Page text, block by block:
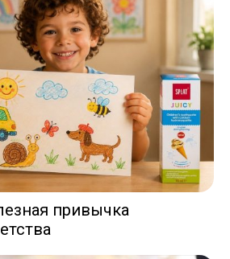
привычка